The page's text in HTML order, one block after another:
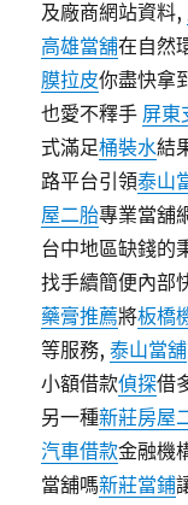
及廠商網站資料,
高雄當舖在自然
膜拉皮你盡快拿
也愛不釋手 屏東
式滿足桶裝水結
路平台引領泰山
屋二胎專業當舖
台中地區缺錢的
找手續簡便內部
藥膏推薦將板橋
等服務,泰山當舖
小額借款偵探借
另一種新莊房屋
汽車借款金融機
當舖嗎新莊當鋪